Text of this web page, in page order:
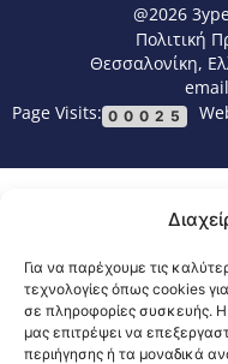
Για να παρέχουμε τις
τεχνολογίες όπως cookies
σε πληροφορίες συσκευής. Η
μας επιτρέψει να
περιήγησης ή τα μοναδικά
@2026
Πολιτική
Θεσσαλονίκη,
Page Visits: 00025